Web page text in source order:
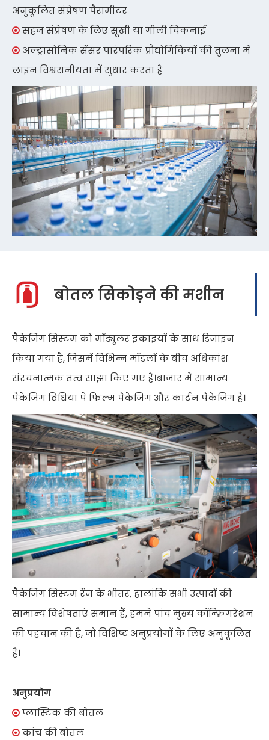
अनुकूलित संप्रेषण पैरामीटर
 सहज संप्रेषण के लिए सूखी या गीली चिकनाई
 अल्ट्रासोनिक सेंसर पारंपरिक प्रौद्योगिकियों की तुलना में
लाइन विश्वसनीयता में सुधार करता है
बोतल सिकोड़ने की मशीन
पैकेजिंग सिस्टम को मॉड्यूलर इकाइयों के साथ डिज़ाइन
किया गया है, जिसमें विभिन्न मॉडलों के बीच अधिकांश
संरचनात्मक तत्व साझा किए गए हैं।बाजार में सामान्य
पैकेजिंग विधियां पे फिल्म पैकेजिंग और कार्टन पैकेजिंग हैं।
पैकेजिंग सिस्टम रेंज के भीतर, हालांकि सभी उत्पादों की
सामान्य विशेषताएं समान हैं, हमने पांच मुख्य कॉन्फ़िगरेशन
की पहचान की है, जो विशिष्ट अनुप्रयोगों के लिए अनुकूलित
हैं।
अनुप्रयोग
 प्लास्टिक की बोतल
 कांच की बोतल